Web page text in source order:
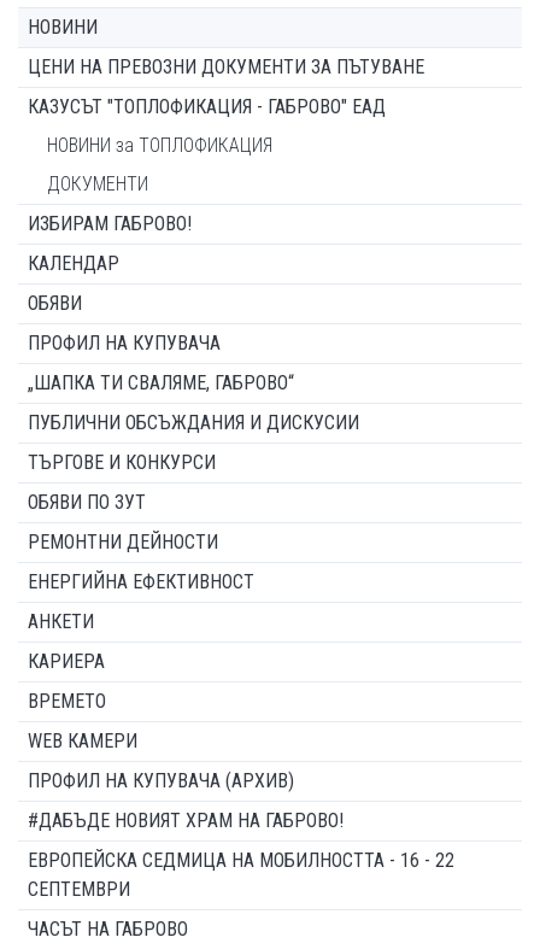
НОВИНИ
ЦЕНИ НА ПРЕВОЗНИ ДОКУМЕНТИ ЗА ПЪТУВАНЕ
КАЗУСЪТ "ТОПЛОФИКАЦИЯ - ГАБРОВО" ЕАД
НОВИНИ за ТОПЛОФИКАЦИЯ
ДОКУМЕНТИ
ИЗБИРАМ ГАБРОВО!
КАЛЕНДАР
ОБЯВИ
ПРОФИЛ НА КУПУВАЧА
„ШАПКА ТИ СВАЛЯМЕ, ГАБРОВО“
ПУБЛИЧНИ ОБСЪЖДАНИЯ И ДИСКУСИИ
ТЪРГОВЕ И КОНКУРСИ
ОБЯВИ ПО ЗУТ
РЕМОНТНИ ДЕЙНОСТИ
ЕНЕРГИЙНА ЕФЕКТИВНОСТ
АНКЕТИ
КАРИЕРА
ВРЕМЕТО
WEB КАМЕРИ
ПРОФИЛ НА КУПУВАЧА (АРХИВ)
#ДАБЪДЕ НОВИЯТ ХРАМ НА ГАБРОВО!
ЕВРОПЕЙСКА СЕДМИЦА НА МОБИЛНОСТТА - 16 - 22
СЕПТЕМВРИ
ЧАСЪТ НА ГАБРОВО